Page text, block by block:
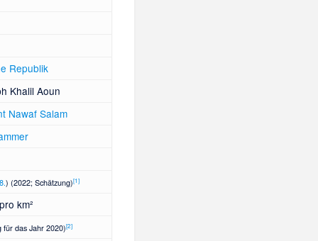
Republik
Khalil Aoun
Nawaf Salam
) (2022; Schätzung)[1]
km²
für das Jahr 2020)[2]